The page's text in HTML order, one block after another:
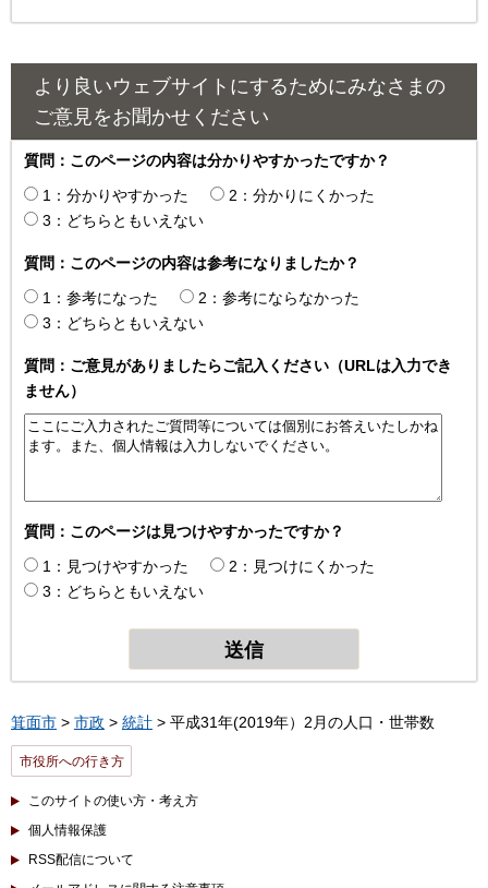
より良いウェブサイトにするためにみなさまの
ご意見をお聞かせください
質問：このページの内容は分かりやすかったですか？
1：分かりやすかった
2：分かりにくかった
3：どちらともいえない
質問：このページの内容は参考になりましたか？
1：参考になった
2：参考にならなかった
3：どちらともいえない
質問：ご意見がありましたらご記入ください（URLは入力でき
ません）
質問：このページは見つけやすかったですか？
1：見つけやすかった
2：見つけにくかった
3：どちらともいえない
箕面市 > 市政 > 統計 > 平成31年(2019年）2月の人口・世帯数
市役所への行き方
このサイトの使い方・考え方
個人情報保護
RSS配信について